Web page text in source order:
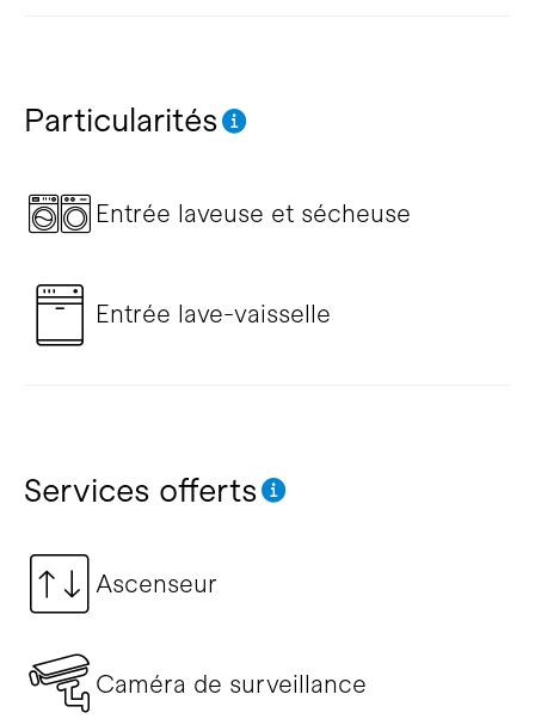
Particularités
Entrée laveuse et sécheuse
Entrée lave-vaisselle
Services offerts
Ascenseur
Caméra de surveillance